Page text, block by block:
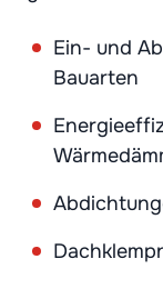
Ein- und
Bauarten